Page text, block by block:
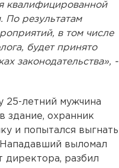
квалифицированной
результатам
в том числе
будет принято
законодательства», -
25-летний мужчина
в здание, охранник
и попытался выгнать
Нападавший выломал
директора, разбил